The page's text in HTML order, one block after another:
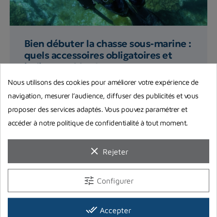
Bien débuter la chasse sous-marine :
quels accessoires obligatoires et
indispensables ?
Quels sont les accessoires pour pouvoir la
pratiquer en toute quiétude et sécurité ? L'équipe
de Planet Plongée...
Nous utilisons des cookies pour améliorer votre expérience de
navigation, mesurer l’audience, diffuser des publicités et vous
proposer des services adaptés. Vous pouvez paramétrer et
accéder à notre politique de confidentialité à tout moment.
clear Rejeter
tune Configurer
done_all Accepter